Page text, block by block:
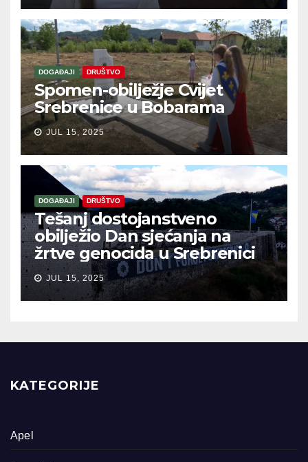
DOGAĐAJI DRUŠTVO
Spomen-obilježje Cvijet
Srebrenice u Bobarama
JUL 15, 2025
DOGAĐAJI DRUŠTVO
Tešanj dostojanstveno
obilježio Dan sjećanja na
žrtve genocida u Srebrenici
JUL 15, 2025
KATEGORIJE
Apel